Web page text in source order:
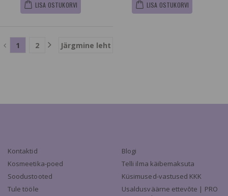
LISA OSTUKORVI LISA OSTUKORVI
1 2 Järgmine leht
Kontaktid
Kosmeetika-poed
Soodustooted
Tule tööle
Blogi
Telli ilma käibemaksuta
Küsimused-vastused KKK
Usaldusväärne ettevõte | PRO